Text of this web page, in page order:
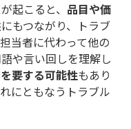
起こると、 品目や価
にもつながり、トラブ
当者に代わって他の
や言い回しを理解し
要する可能性もあり
にともなうトラブル